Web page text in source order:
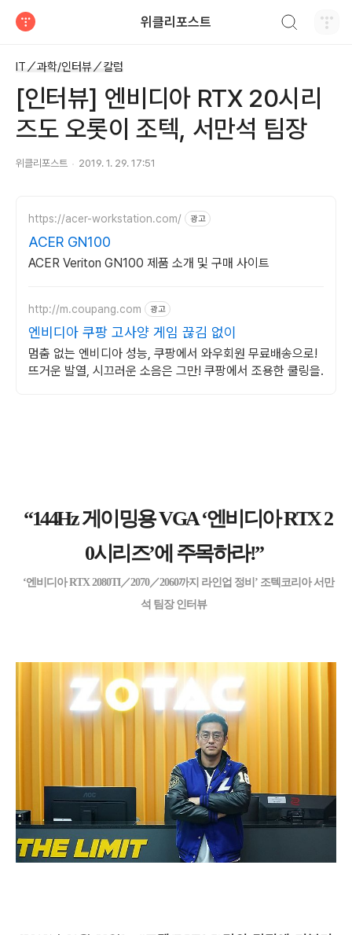
위클리포스트
IT／과학/인터뷰／칼럼
[인터뷰] 엔비디아 RTX 20시리
즈도 오롯이 조텍, 서만석 팀장
위클리포스트 2019. 1. 29. 17:51
https://acer-workstation.com/ 광고
ACER GN100
ACER Veriton GN100 제품 소개 및 구매 사이트
http://m.coupang.com 광고
엔비디아 쿠팡 고사양 게임 끊김 없이
멈춤 없는 엔비디아 성능, 쿠팡에서 와우회원 무료배송으로!
뜨거운 발열, 시끄러운 소음은 그만! 쿠팡에서 조용한 쿨링을.
“144Hz 게이밍용 VGA ‘엔비디아 RTX 2
0시리즈’에 주목하라!”
‘엔비디아 RTX 2080TI／2070／2060까지 라인업 정비’ 조텍코리아 서만
석 팀장 인터뷰